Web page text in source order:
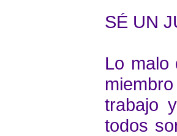
SÉ UN
Lo malo
trabajo
todos